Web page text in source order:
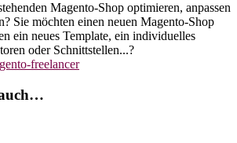
Magento-Shop optimieren, anpassen
Sie möchten einen neuen Magento-Shop
ein neues Template, ein individuelles
oder Schnittstellen...?
freelancer